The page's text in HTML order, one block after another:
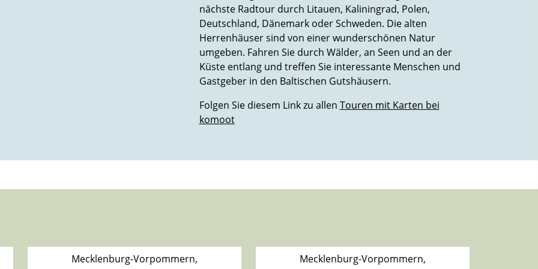
nächste Radtour durch Litauen, Kaliningrad, Polen,
Deutschland, Dänemark oder Schweden. Die alten
Herrenhäuser sind von einer wunderschönen Natur
umgeben. Fahren Sie durch Wälder, an Seen und an der
Küste entlang und treffen Sie interessante Menschen und
Gastgeber in den Baltischen Gutshäusern.
Folgen Sie diesem Link zu allen Touren mit Karten bei
komoot
Mecklenburg-Vorpommern,
Mecklenburg-Vorpommern,